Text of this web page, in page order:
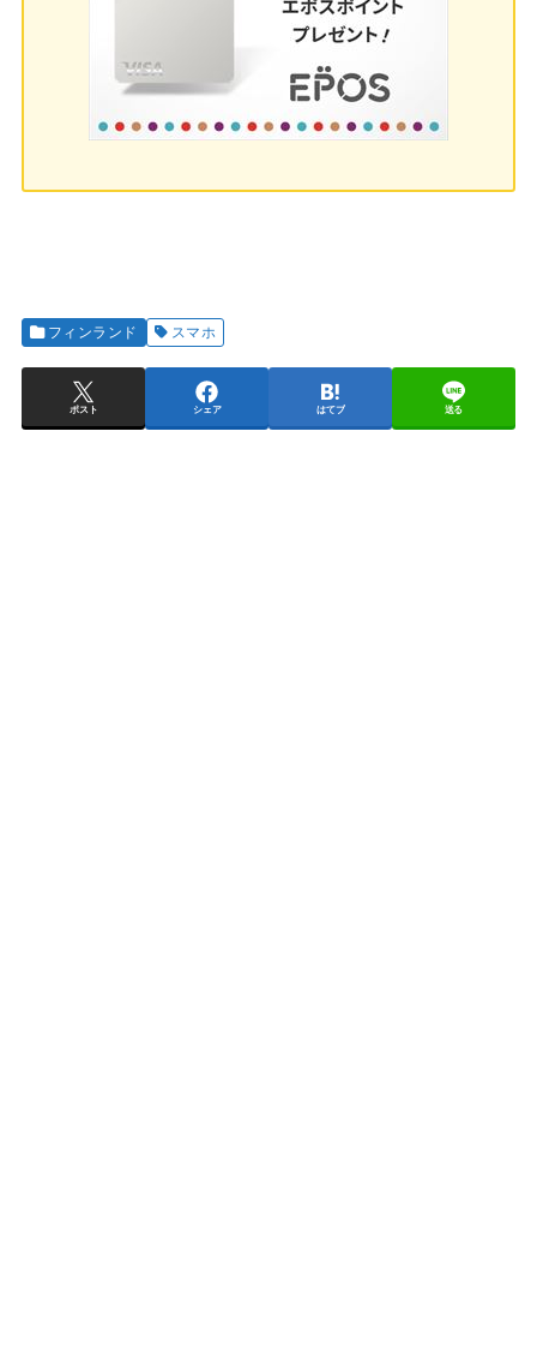
フィンランド スマホ
ポスト シェア はてブ 送る